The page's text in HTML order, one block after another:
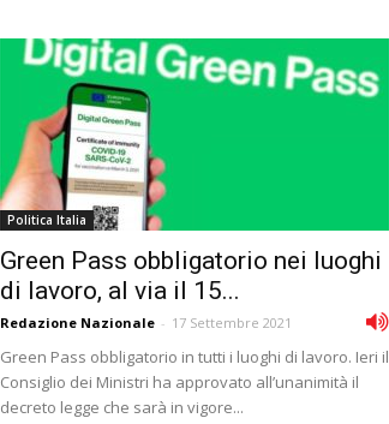
Politica Italia
Green Pass obbligatorio nei luoghi
di lavoro, al via il 15...
Redazione Nazionale - 17 Settembre 2021
Green Pass obbligatorio in tutti i luoghi di lavoro. Ieri il
Consiglio dei Ministri ha approvato all’unanimità il
decreto legge che sarà in vigore...